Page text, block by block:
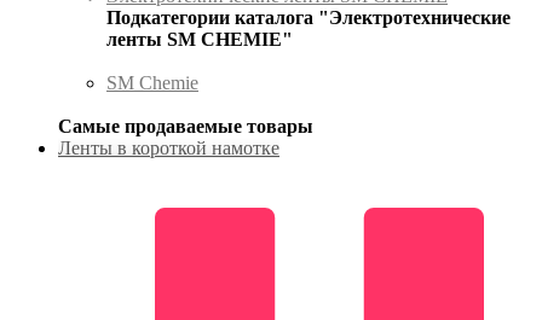
Подкатегории каталога "Электротехнические
ленты SM CHEMIE"
SM Chemie
Самые продаваемые товары
Ленты в короткой намотке